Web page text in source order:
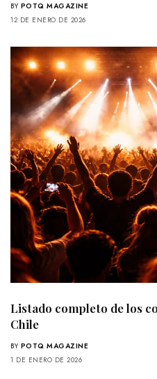
BY POTQ MAGAZINE
12 DE ENERO DE 2026
Listado completo de los
Chile
BY POTQ MAGAZINE
1 DE ENERO DE 2026